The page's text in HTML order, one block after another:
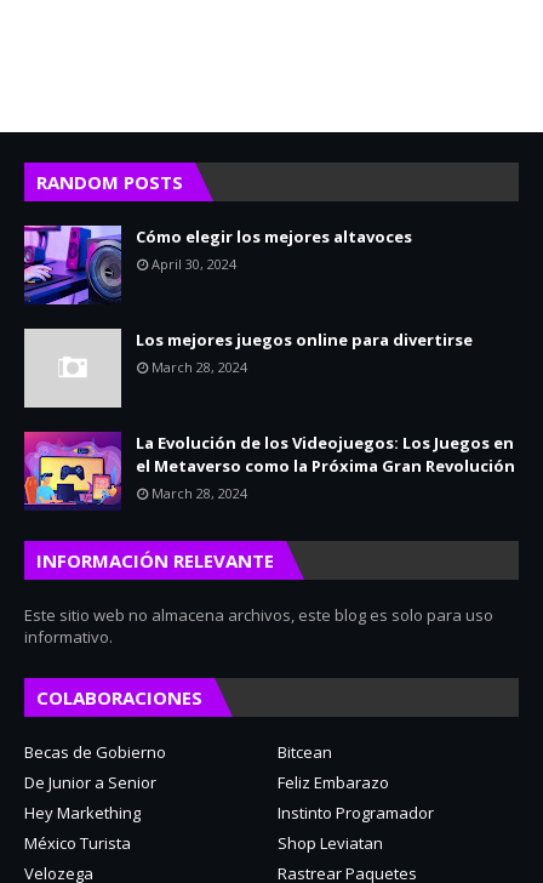
RANDOM POSTS
Cómo elegir los mejores altavoces
April 30, 2024
Los mejores juegos online para divertirse
March 28, 2024
La Evolución de los Videojuegos: Los Juegos en
el Metaverso como la Próxima Gran Revolución
March 28, 2024
INFORMACIÓN RELEVANTE
Este sitio web no almacena archivos, este blog es solo para uso
informativo.
COLABORACIONES
Becas de Gobierno
Bitcean
De Junior a Senior
Feliz Embarazo
Hey Markething
Instinto Programador
México Turista
Shop Leviatan
Velozega
Rastrear Paquetes